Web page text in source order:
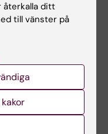
återkalla ditt
till vänster på